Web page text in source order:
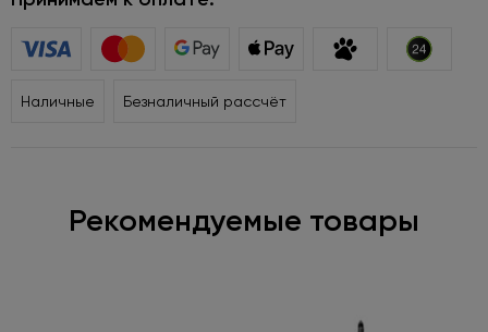
Наличные Безналичный рассчёт
Рекомендуемые товары